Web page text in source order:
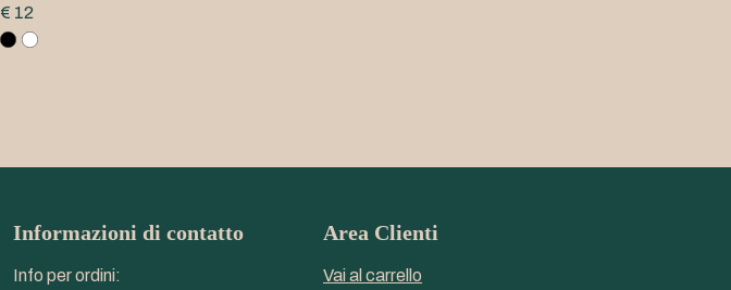
€ 12
Informazioni di contatto
Info per ordini:
Area Clienti
Vai al carrello